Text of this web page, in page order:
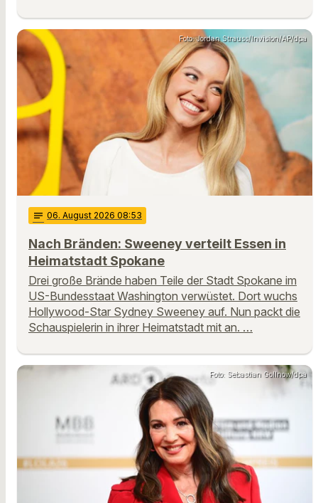
Foto: Jordan Strauss/Invision/AP/dpa
notes 06. August 2026 08:53
Nach Bränden: Sweeney verteilt Essen in
Heimatstadt Spokane
Drei große Brände haben Teile der Stadt Spokane im
US-Bundesstaat Washington verwüstet. Dort wuchs
Hollywood-Star Sydney Sweeney auf. Nun packt die
Schauspielerin in ihrer Heimatstadt mit an. …
Foto: Sebastian Gollnow/dpa